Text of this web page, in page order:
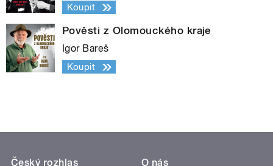
Koupit
Pověsti z Olomouckého kraje
Igor Bareš
Koupit
Český rozhlas
O nás